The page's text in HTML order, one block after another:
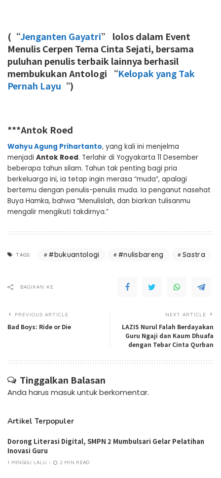
(“Jenganten Gayatri” lolos dalam Event
Menulis Cerpen Tema Cinta Sejati, bersama
puluhan penulis terbaik lainnya berhasil
membukukan Antologi “Kelopak yang Tak
Pernah Layu “)
***Antok Roed
Wahyu Agung Prihartanto , yang kali ini menjelma
menjadi Antok Roed . Terlahir di Yogyakarta 11 Desember
beberapa tahun silam. Tahun tak penting bagi pria
berkeluarga ini, ia tetap ingin merasa “muda”, apalagi
bertemu dengan penulis-penulis muda. Ia penganut nasehat
Buya Hamka, bahwa “Menulislah, dan biarkan tulisanmu
mengalir mengikuti takdirnya.”
TAGS: #bukuantologi #nulisbareng Sastra
BAGIKAN KE
PREVIOUS ARTICLE
Bad Boys: Ride or Die
NEXT ARTICLE
LAZIS Nurul Falah Berdayakan
Guru Ngaji dan Kaum Dhuafa
dengan Tebar Cinta Qurban
Tinggalkan Balasan
Anda harus masukuntuk berkomentar.
Artikel Terpopuler
Dorong Literasi Digital, SMPN 2 Mumbulsari Gelar Pelatihan
Inovasi Guru
1 MINGGU LALU 2 MIN READ